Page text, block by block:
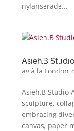
nylanserade...
Asieh.B Studio
av à la London-
Asieh.B Studio
sculpture,
embracing
canvas, paper